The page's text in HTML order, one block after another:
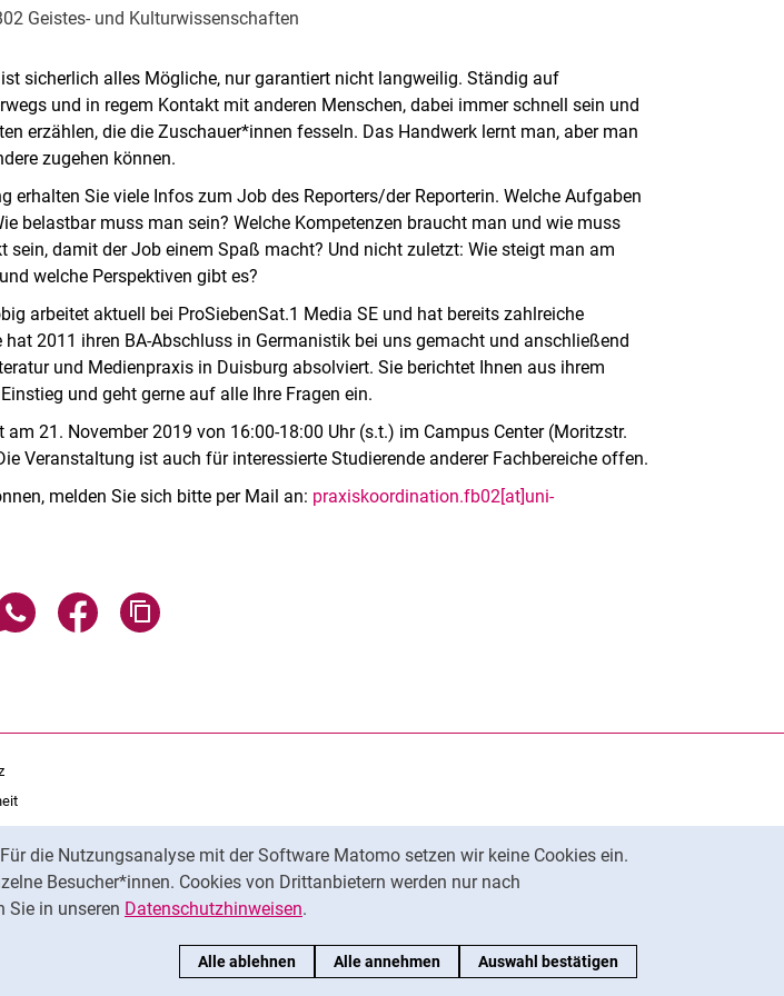
die Nutzungsanalyse mit der Software Matomo setzen wir keine Cookies ein.
Besucher*innen. Cookies von Drittanbietern werden nur nach
Sie in unseren Datenschutzhinweisen.
Alle ablehnen Alle annehmen Auswahl bestätigen
Geistes- und Kulturwissenschaften
sicherlich alles Mögliche, nur garantiert nicht langweilig. Ständig auf
und in regem Kontakt mit anderen Menschen, dabei immer schnell sein und
erzählen, die die Zuschauer*innen fesseln. Das Handwerk lernt man, aber man
zugehen können.
erhalten Sie viele Infos zum Job des Reporters/der Reporterin. Welche Aufgaben
belastbar muss man sein? Welche Kompetenzen braucht man und wie muss
sein, damit der Job einem Spaß macht? Und nicht zuletzt: Wie steigt man am
welche Perspektiven gibt es?
arbeitet aktuell bei ProSiebenSat.1 Media SE und hat bereits zahlreiche
hat 2011 ihren BA-Abschluss in Germanistik bei uns gemacht und anschließend
und Medienpraxis in Duisburg absolviert. Sie berichtet Ihnen aus ihrem
und geht gerne auf alle Ihre Fragen ein.
21. November 2019 von 16:00-18:00 Uhr (s.t.) im Campus Center (Moritzstr.
Veranstaltung ist auch für interessierte Studierende anderer Fachbereiche offen.
melden Sie sich bitte per Mail an: praxiskoordination.fb02[at]uni-
über E-Mail teilen
Seite über WhatsApp teilen (externer Link, öffnet neues Fenster)
Seite über Facebook teilen (externer Link, öffnet neues Fenster)
KI-Einsatz